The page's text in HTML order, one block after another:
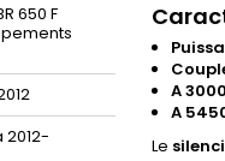
650 F
2012-
A
A
Le